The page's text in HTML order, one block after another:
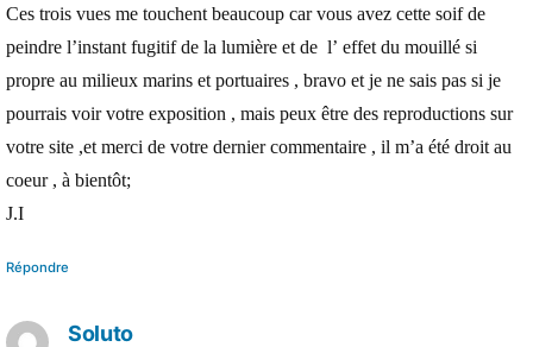
Ces trois vues me touchent beaucoup car vous avez cette soif de
peindre l’instant fugitif de la lumière et de l’ effet du mouillé si
propre au milieux marins et portuaires , bravo et je ne sais pas si je
pourrais voir votre exposition , mais peux être des reproductions sur
votre site ,et merci de votre dernier commentaire , il m’a été droit au
coeur , à bientôt;
J.I
Répondre
Soluto